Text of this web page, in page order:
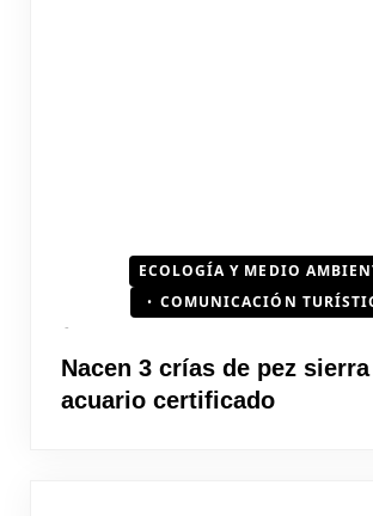
ECOLOGÍA Y MEDIO
COMUNICACIÓN
Nacen 3 crías de pez sierra
acuario certificado